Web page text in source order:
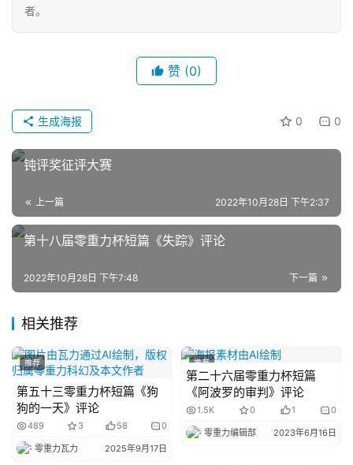
力
投
文
科
幻
讯
主
题
科
幻
小
说
库
登录 注册
者。
赞 (0)
0 0
生成海报
钝评奖征评大赛
上一篇 2022年10月28日 下午2:37
第十八届零重力杯短篇《失踪》评论
下一篇
2022年10月28日 下午7:48
相关推荐
推荐
第五十三零重力杯短篇《狗
狗的一天》评论
489 3 58 0
零重力瓦力 2025年9月17日
推荐
第二十六届零重力杯短篇
《阿波罗的审判》评论
1.5K 0 1 0
零重力编辑部 2023年6月16日